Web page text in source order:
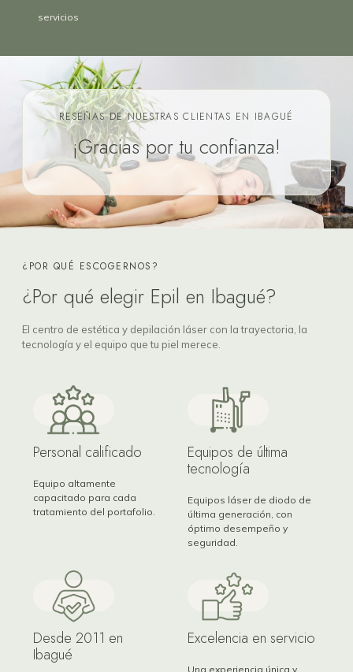
servicios
RESEÑAS DE NUESTRAS CLIENTAS EN IBAGUÉ
¡Gracias por tu confianza!
¿POR QUÉ ESCOGERNOS?
¿Por qué elegir Epil en Ibagué?
El centro de estética y depilación láser con la trayectoria, la
tecnología y el equipo que tu piel merece.
Personal calificado
Equipo altamente
capacitado para cada
tratamiento del portafolio.
Equipos de última
tecnología
Equipos láser de diodo de
última generación, con
óptimo desempeño y
seguridad.
Desde 2011 en
Ibagué
Excelencia en servicio
Una experiencia única y